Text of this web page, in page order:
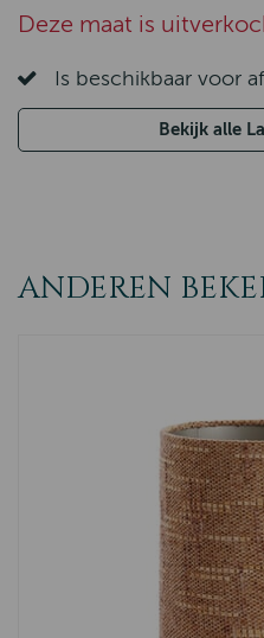
Deze maat is
Is beschikbaar voor
Bekijk alle
ANDEREN